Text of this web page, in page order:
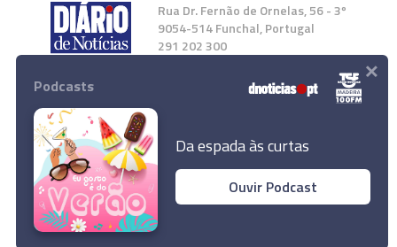
Rua Dr. Fernão de Ornelas, 56 - 3º
9054-514 Funchal, Portugal
291 202 300
Instale a nossa App
© 2025 Empresa Diário de Notícias, Lda.
Todos os direitos reservados.
Podcasts
Da espada às curtas
Ouvir Podcast
×